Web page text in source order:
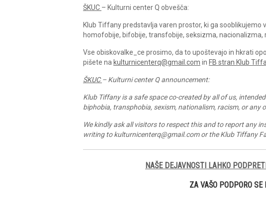
ŠKUC – Kulturni center Q obvešča:
Klub Tiffany predstavlja varen prostor, ki ga sooblikujemo
homofobije, bifobije, transfobije, seksizma, nacionalizma,
Vse obiskovalke_ce prosimo, da to upoštevajo in hkrati
pišete na kulturnicenterq@gmail.com in FB stran Klub
ŠKUC– Kulturni center Q announcement:
Klub Tiffany is a safe space co-created by all of us,
biphobia, transphobia, sexism, nationalism, racism, or any
We kindly ask all visitors to respect this and to report any
writing to kulturnicenterq@gmail.com or theKlub Tiffany
NAŠE DEJAVNOSTI LAHKO
ZA VAŠO PODPORO